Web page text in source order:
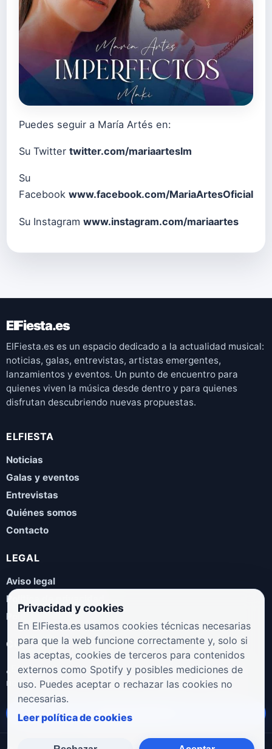
Puedes seguir a María Artés en:
Su Twitter twitter.com/mariaarteslm
Su
Facebook www.facebook.com/MariaArtesOficial
Su Instagram www.instagram.com/mariaartes
ElFiesta.es
ElFiesta.es es un espacio dedicado a la actualidad musical:
noticias, galas, entrevistas, artistas emergentes,
lanzamientos y eventos. Un punto de encuentro para
quienes viven la música desde dentro y para quienes
disfrutan descubriendo nuevas propuestas.
ELFIESTA
Noticias
Galas y eventos
Entrevistas
Quiénes somos
Contacto
LEGAL
Aviso legal
Política de privacidad
Política de cookies
COLABORA
¿Eres artista, manager, sello o promotor? Envíanos tus
novedades, galas, entrevistas o propuestas musicales.
Enviar propuesta
Privacidad y cookies
En ElFiesta.es usamos cookies técnicas necesarias
para que la web funcione correctamente y, solo si
las aceptas, cookies de terceros para contenidos
externos como Spotify y posibles mediciones de
uso. Puedes aceptar o rechazar las cookies no
necesarias.
Leer política de cookies